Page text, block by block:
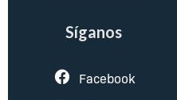
Síganos
Facebook